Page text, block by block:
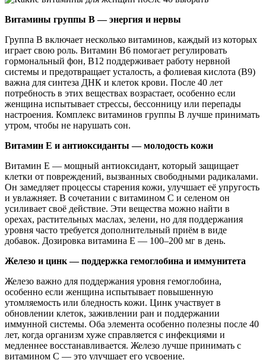
Витамины группы B — энергия и нервы
Группа B включает несколько витаминов, каждый из которых
играет свою роль. Витамин B6 помогает регулировать
гормональный фон, B12 поддерживает работу нервной
системы и предотвращает усталость, а фолиевая кислота (B9)
важна для синтеза ДНК и клеток крови. После 40 лет
потребность в этих веществах возрастает, особенно если
женщина испытывает стрессы, бессонницу или перепады
настроения. Комплекс витаминов группы B лучше принимать
утром, чтобы не нарушать сон.
Витамин Е и антиоксиданты — молодость кожи
Витамин Е — мощный антиоксидант, который защищает
клетки от повреждений, вызванных свободными радикалами.
Он замедляет процессы старения кожи, улучшает её упругость
и увлажняет. В сочетании с витамином С и селеном он
усиливает своё действие. Эти вещества можно найти в
орехах, растительных маслах, зелени, но для поддержания
уровня часто требуется дополнительный приём в виде
добавок. Дозировка витамина Е — 100–200 мг в день.
Железо и цинк — поддержка гемоглобина и иммунитета
Железо важно для поддержания уровня гемоглобина,
особенно если женщина испытывает повышенную
утомляемость или бледность кожи. Цинк участвует в
обновлении клеток, заживлении ран и поддержании
иммунной системы. Оба элемента особенно полезны после 40
лет, когда организм хуже справляется с инфекциями и
медленнее восстанавливается. Железо лучше принимать с
витамином С — это улучшает его усвоение.